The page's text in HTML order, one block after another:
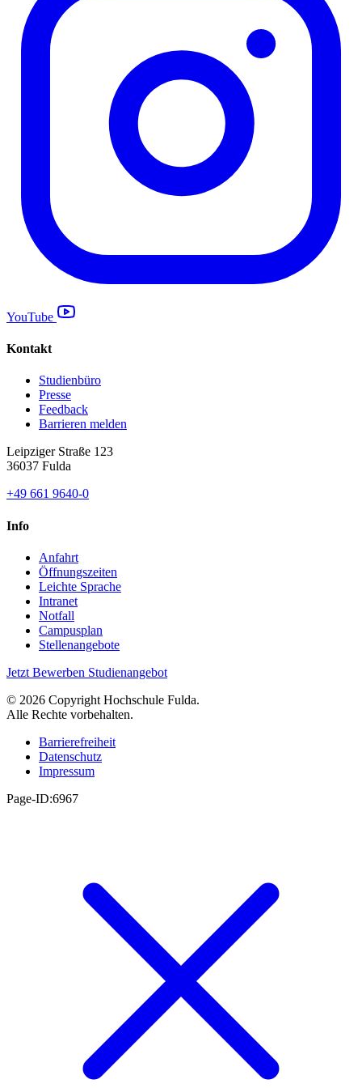
YouTube
Kontakt
Studienbüro
Presse
Feedback
Barrieren melden
Leipziger Straße 123
36037 Fulda
+49 661 9640-0
Info
Anfahrt
Öffnungszeiten
Leichte Sprache
Intranet
Notfall
Campusplan
Stellenangebote
Jetzt Bewerben Studienangebot
© 2026 Copyright Hochschule Fulda.
Alle Rechte vorbehalten.
Barrierefreiheit
Datenschutz
Impressum
Page-ID:6967